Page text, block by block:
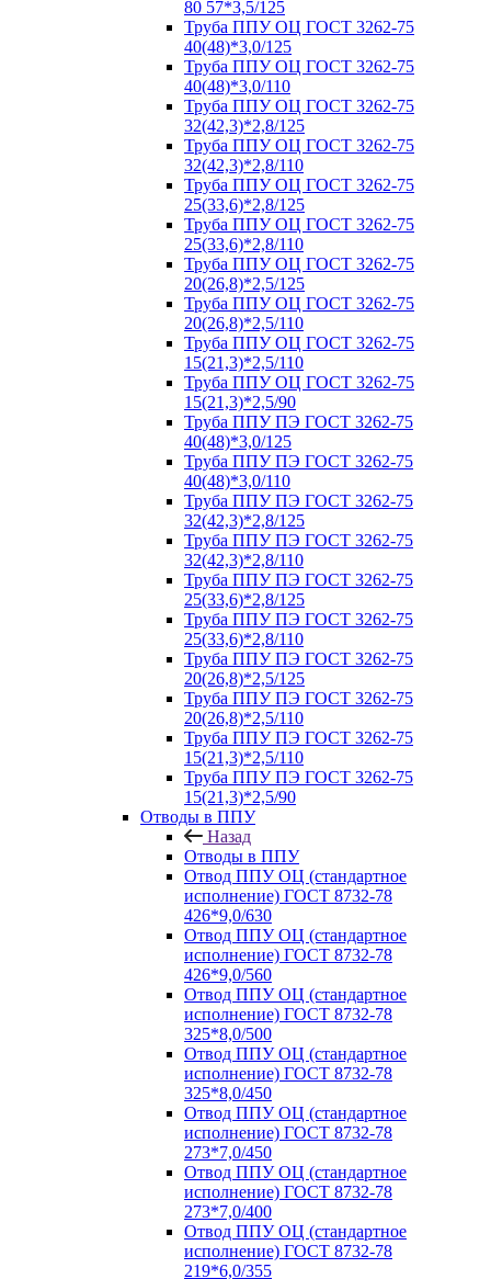
80 57*3,5/125
Труба ППУ ОЦ ГОСТ 3262-75
40(48)*3,0/125
Труба ППУ ОЦ ГОСТ 3262-75
40(48)*3,0/110
Труба ППУ ОЦ ГОСТ 3262-75
32(42,3)*2,8/125
Труба ППУ ОЦ ГОСТ 3262-75
32(42,3)*2,8/110
Труба ППУ ОЦ ГОСТ 3262-75
25(33,6)*2,8/125
Труба ППУ ОЦ ГОСТ 3262-75
25(33,6)*2,8/110
Труба ППУ ОЦ ГОСТ 3262-75
20(26,8)*2,5/125
Труба ППУ ОЦ ГОСТ 3262-75
20(26,8)*2,5/110
Труба ППУ ОЦ ГОСТ 3262-75
15(21,3)*2,5/110
Труба ППУ ОЦ ГОСТ 3262-75
15(21,3)*2,5/90
Труба ППУ ПЭ ГОСТ 3262-75
40(48)*3,0/125
Труба ППУ ПЭ ГОСТ 3262-75
40(48)*3,0/110
Труба ППУ ПЭ ГОСТ 3262-75
32(42,3)*2,8/125
Труба ППУ ПЭ ГОСТ 3262-75
32(42,3)*2,8/110
Труба ППУ ПЭ ГОСТ 3262-75
25(33,6)*2,8/125
Труба ППУ ПЭ ГОСТ 3262-75
25(33,6)*2,8/110
Труба ППУ ПЭ ГОСТ 3262-75
20(26,8)*2,5/125
Труба ППУ ПЭ ГОСТ 3262-75
20(26,8)*2,5/110
Труба ППУ ПЭ ГОСТ 3262-75
15(21,3)*2,5/110
Труба ППУ ПЭ ГОСТ 3262-75
15(21,3)*2,5/90
Отводы в ППУ
Назад
Отводы в ППУ
Отвод ППУ ОЦ (стандартное
исполнение) ГОСТ 8732-78
426*9,0/630
Отвод ППУ ОЦ (стандартное
исполнение) ГОСТ 8732-78
426*9,0/560
Отвод ППУ ОЦ (стандартное
исполнение) ГОСТ 8732-78
325*8,0/500
Отвод ППУ ОЦ (стандартное
исполнение) ГОСТ 8732-78
325*8,0/450
Отвод ППУ ОЦ (стандартное
исполнение) ГОСТ 8732-78
273*7,0/450
Отвод ППУ ОЦ (стандартное
исполнение) ГОСТ 8732-78
273*7,0/400
Отвод ППУ ОЦ (стандартное
исполнение) ГОСТ 8732-78
219*6,0/355